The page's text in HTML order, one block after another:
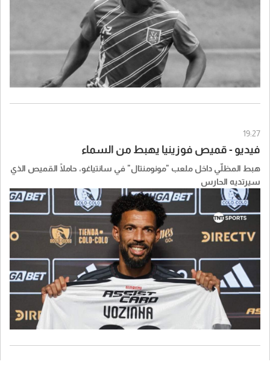
19:27
فيديو - قميص فوزينيا يهبط من السماء
هبط المظلّي داخل ملعب "مونومنتال" في سانتياغو، حاملًا القميص الذي
سيرتديه الحارس